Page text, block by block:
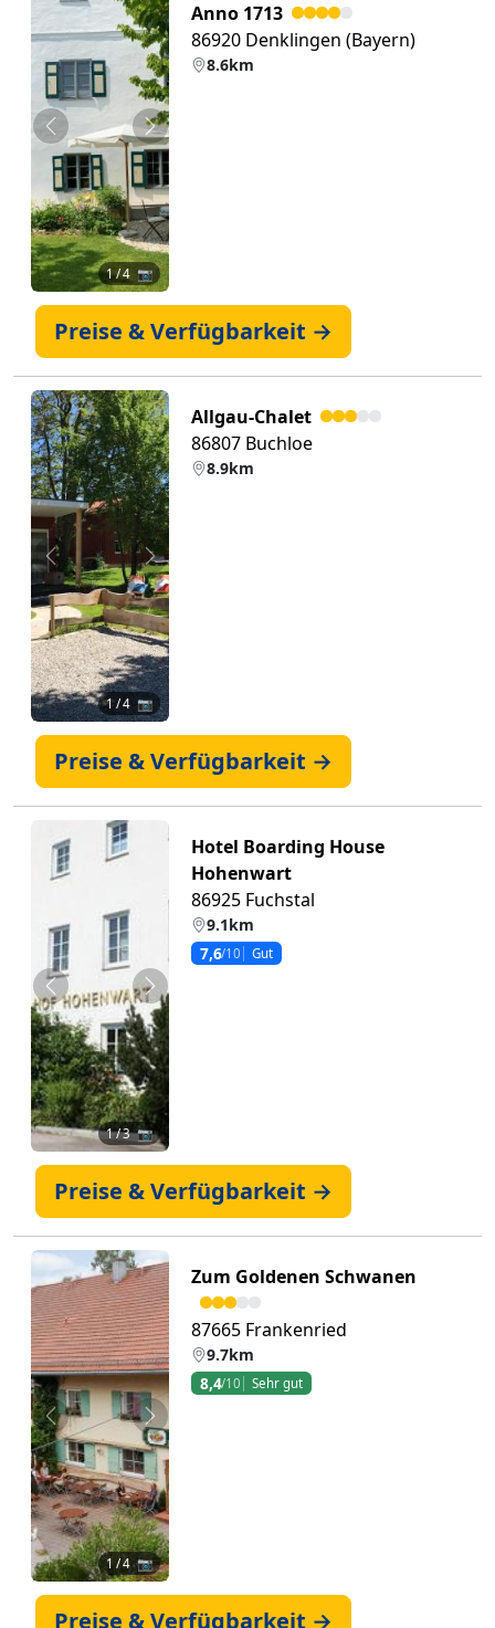
Zurück Weiter
1/ 4 📷
Anno 1713
86920 Denklingen (Bayern)
8.6km
Preise & Verfügbarkeit →
Zurück Weiter
1/ 4 📷
Allgau-Chalet
86807 Buchloe
8.9km
Preise & Verfügbarkeit →
Zurück Weiter
1/ 3 📷
Hotel Boarding House
Hohenwart
86925 Fuchstal
9.1km
7,6/10 Gut
Preise & Verfügbarkeit →
Zurück Weiter
1/ 4 📷
Zum Goldenen Schwanen
87665 Frankenried
9.7km
8,4/10 Sehr gut
Preise & Verfügbarkeit →